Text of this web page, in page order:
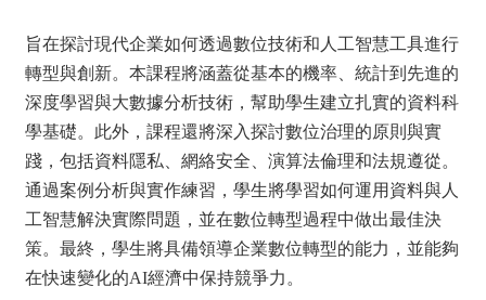
旨在探討現代企業如何透過數位技術和人工智慧工具進行
轉型與創新。本課程將涵蓋從基本的機率、統計到先進的
深度學習與大數據分析技術，幫助學生建立扎實的資料科
學基礎。此外，課程還將深入探討數位治理的原則與實
踐，包括資料隱私、網絡安全、演算法倫理和法規遵從。
通過案例分析與實作練習，學生將學習如何運用資料與人
工智慧解決實際問題，並在數位轉型過程中做出最佳決
策。最終，學生將具備領導企業數位轉型的能力，並能夠
在快速變化的AI經濟中保持競爭力。